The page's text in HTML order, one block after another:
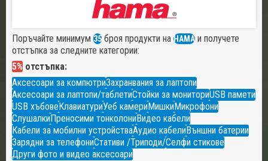
Поръчайте минимум 35 броя продукти на HAMA и получете
отстъпка за следните категории:
5% отстъпка:
Аксесоари за компютриЗахранвания за лаптопи
Аксесоари за лаптопи/таблетиСтойки за мониториUSB памети
USB хъбовеКлавиатуриУеб камериМишкиМикрофони
СлушалкиПреносими тонколониВидео кабели
Кабели за мобилни устройстваАудио кабелиВъншни батерии
Зарядни за телефониСтативи /Триподи/Селфи стикове
Други фото и видео аксесоари